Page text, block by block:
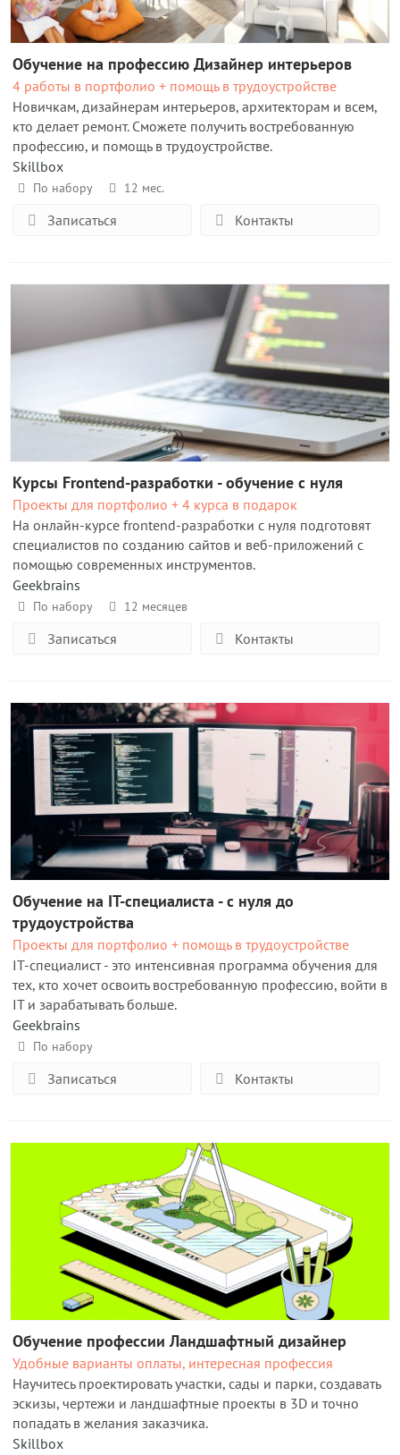
Обучение на профессию Дизайнер интерьеров
4 работы в портфолио + помощь в трудоустройстве
Новичкам, дизайнерам интерьеров, архитекторам и всем,
кто делает ремонт. Сможете получить востребованную
профессию, и помощь в трудоустройстве.
Skillbox
По набору 12 мес.
Записаться Контакты
Курсы Frontend-разработки - обучение с нуля
Проекты для портфолио + 4 курса в подарок
На онлайн-курсе frontend-разработки с нуля подготовят
специалистов по созданию сайтов и веб-приложений с
помощью современных инструментов.
Geekbrains
По набору 12 месяцев
Записаться Контакты
Обучение на IT-специалиста - с нуля до
трудоустройства
Проекты для портфолио + помощь в трудоустройстве
IT-специалист - это интенсивная программа обучения для
тех, кто хочет освоить востребованную профессию, войти в
IT и зарабатывать больше.
Geekbrains
По набору
Записаться Контакты
Обучение профессии Ландшафтный дизайнер
Удобные варианты оплаты, интересная профессия
Научитесь проектировать участки, сады и парки, создавать
эскизы, чертежи и ландшафтные проекты в 3D и точно
попадать в желания заказчика.
Skillbox